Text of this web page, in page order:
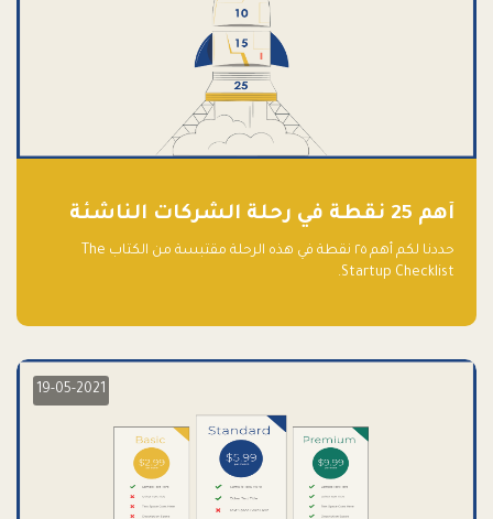
أهم 25 نقطة في رحلة الشركات الناشئة
حددنا لكم أهم ٢٥ نقطة في هذه الرحلة مقتبسة من الكتاب The
Startup Checklist.
19-05-2021